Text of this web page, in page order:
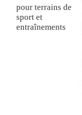
pour terrains de
sport et
entraînements